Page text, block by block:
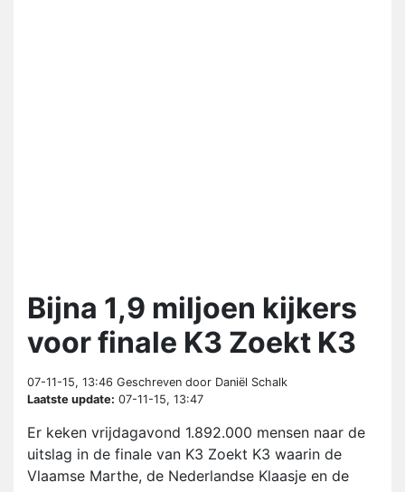
Bijna 1,9 miljoen kijkers
voor finale K3 Zoekt K3
07-11-15, 13:46 Geschreven door Daniël Schalk
Laatste update: 07-11-15, 13:47
Er keken vrijdagavond 1.892.000 mensen naar de
uitslag in de finale van K3 Zoekt K3 waarin de
Vlaamse Marthe, de Nederlandse Klaasje en de